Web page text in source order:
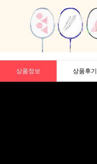
상품정보 상품후기